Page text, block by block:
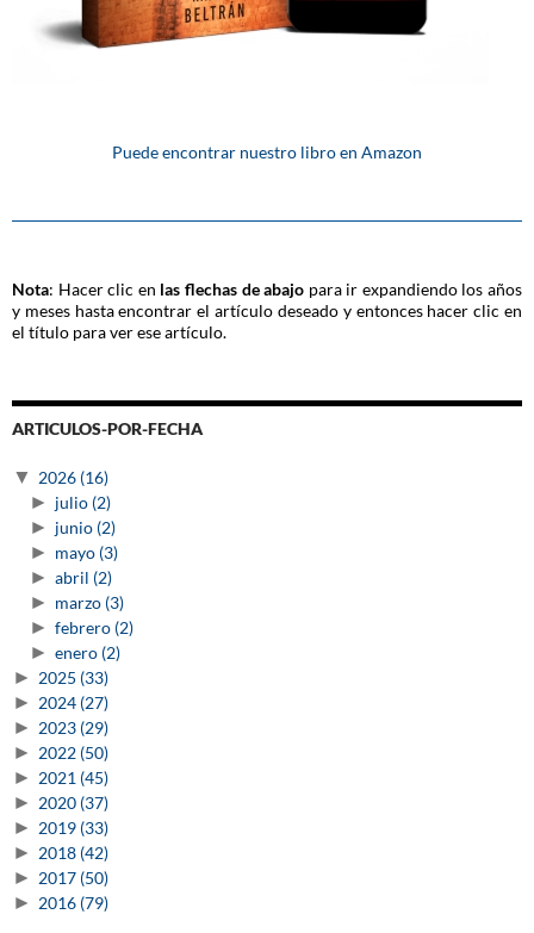
Puede encontrar nuestro libro en Amazon
Nota: Hacer clic en las flechas de abajo para ir expandiendo los años
y meses hasta encontrar el artículo deseado y entonces hacer clic en
el título para ver ese artículo.
ARTICULOS-POR-FECHA
▼ 2026 (16)
► julio (2)
► junio (2)
► mayo (3)
► abril (2)
► marzo (3)
► febrero (2)
► enero (2)
► 2025 (33)
► 2024 (27)
► 2023 (29)
► 2022 (50)
► 2021 (45)
► 2020 (37)
► 2019 (33)
► 2018 (42)
► 2017 (50)
► 2016 (79)